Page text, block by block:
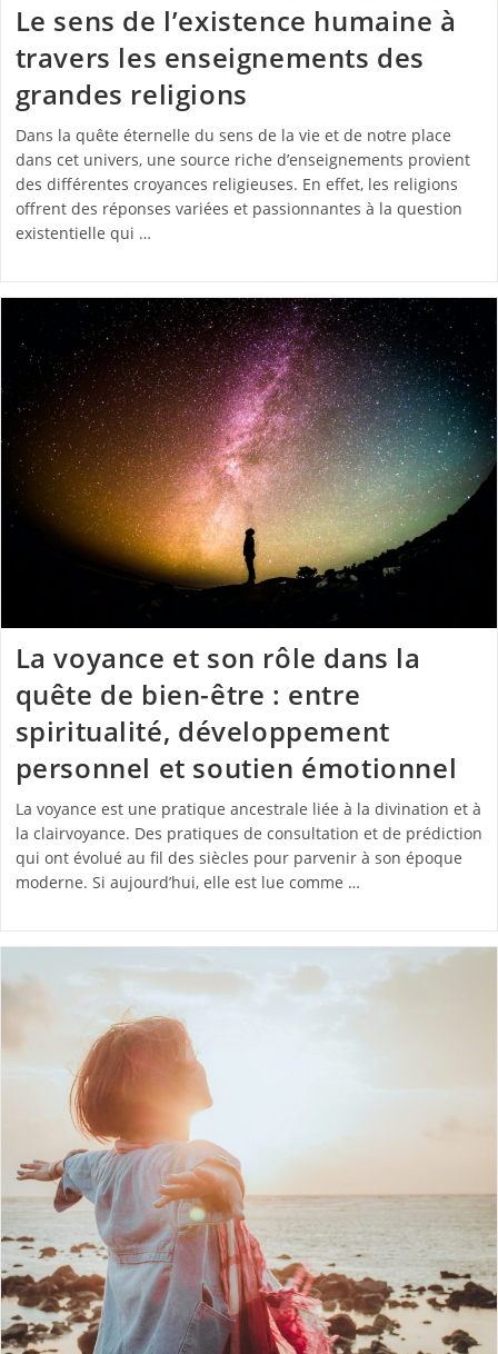
Le sens de l’existence humaine à
travers les enseignements des
grandes religions
Dans la quête éternelle du sens de la vie et de notre place
dans cet univers, une source riche d’enseignements provient
des différentes croyances religieuses. En effet, les religions
offrent des réponses variées et passionnantes à la question
existentielle qui …
La voyance et son rôle dans la
quête de bien-être : entre
spiritualité, développement
personnel et soutien émotionnel
La voyance est une pratique ancestrale liée à la divination et à
la clairvoyance. Des pratiques de consultation et de prédiction
qui ont évolué au fil des siècles pour parvenir à son époque
moderne. Si aujourd’hui, elle est lue comme …